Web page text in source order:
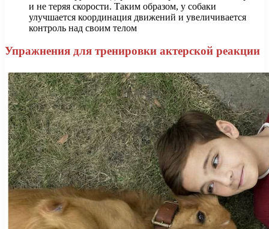
и не теряя скорости. Таким образом, у собаки
улучшается координация движений и увеличивается
контроль над своим телом
Упражнения для тренировки актерской реакции